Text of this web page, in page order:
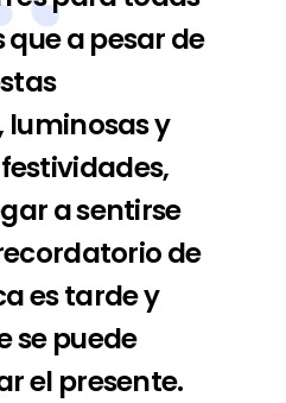
a pesar de
luminosas y
a sentirse
de
es tarde y
se puede
el presente.